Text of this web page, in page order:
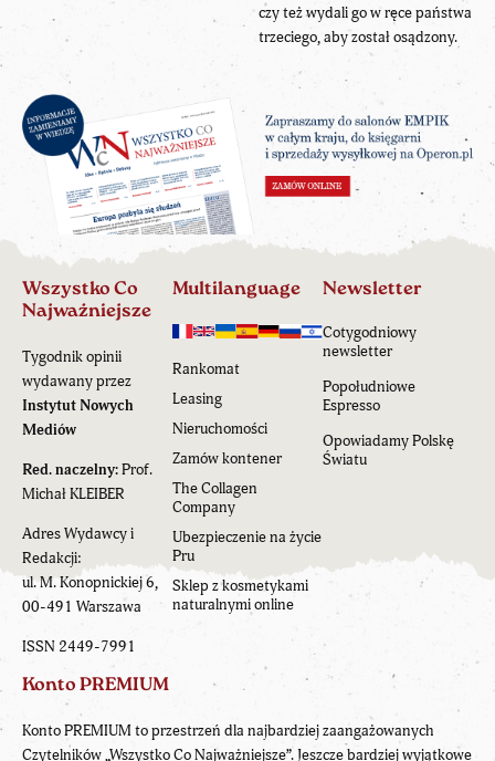
czy też wydali go w ręce państwa
trzeciego, aby został osądzony.
Wszystko Co
Najważniejsze
Tygodnik opinii
wydawany przez
Instytut Nowych
Mediów
Red. naczelny:Prof.
Michał KLEIBER
Adres Wydawcy i
Redakcji:
ul. M. Konopnickiej 6,
00-491 Warszawa
ISSN 2449-7991
Multilanguage
Rankomat
Leasing
Nieruchomości
Zamów kontener
The Collagen
Company
Ubezpieczenie na życie
Pru
Sklep z kosmetykami
naturalnymi online
Newsletter
Cotygodniowy
newsletter
Popołudniowe
Espresso
Opowiadamy Polskę
Światu
Konto PREMIUM
Konto PREMIUM to przestrzeń dla najbardziej zaangażowanych
Czytelników „Wszystko Co Najważniejsze”. Jeszcze bardziej wyjątkowe